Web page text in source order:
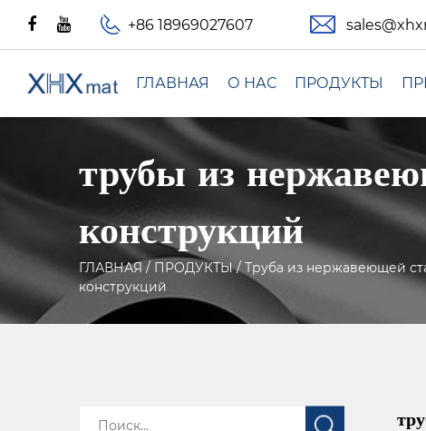
+86 18969027607
ГЛАВНАЯ О НАС ПРОДУКТЫ
трубы из
конструкций
ГЛАВНАЯ / ПРОДУКТЫ/ Труба из нержавеющей
конструкций